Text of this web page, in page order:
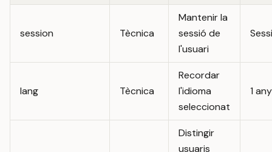
session Tècnica
Mantenir la
sessió de
l'usuari
lang Tècnica
Recordar
l'idioma
seleccionat
1 any
Distingir
usuaris